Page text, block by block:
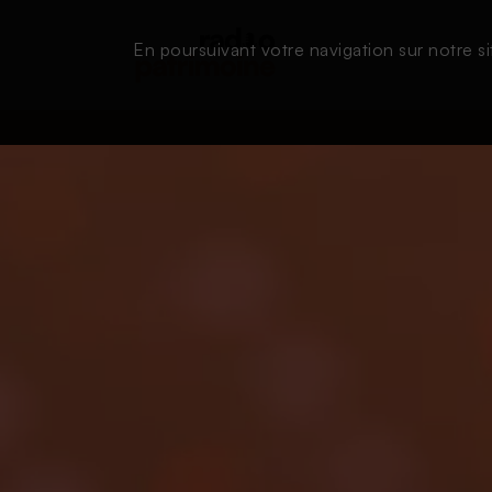
En poursuivant votre navigation sur notre